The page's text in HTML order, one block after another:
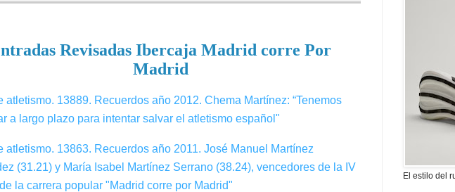
Revisadas Ibercaja Madrid corre Por
Madrid
atletismo. 13889. Recuerdos año 2012. Chema Martínez: “Tenemos
a largo plazo para intentar salvar el atletismo español"
atletismo. 13863. Recuerdos año 2011. José Manuel Martínez
(31.21) y María Isabel Martínez Serrano (38.24), vencedores de la IV
la carrera popular "Madrid corre por Madrid"
El estilo del